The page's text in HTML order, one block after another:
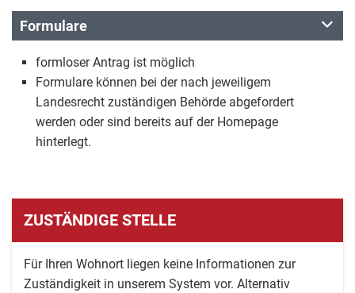
Formulare
formloser Antrag ist möglich
Formulare können bei der nach jeweiligem
Landesrecht zuständigen Behörde abgefordert
werden oder sind bereits auf der Homepage
hinterlegt.
ZUSTÄNDIGE STELLE
Für Ihren Wohnort liegen keine Informationen zur
Zuständigkeit in unserem System vor. Alternativ